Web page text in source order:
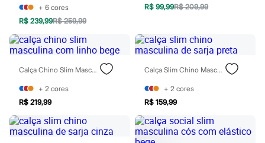
Shampoo
Tratamento
Cuidados com o corpo
Hidratante
Protetor solar
Tratamento
Cuidados com o rosto
Hidratante
Protetor solar
Maquiagens
Base
+ 6 cores
R$ 239,99R$ 259,99
R$ 99,99R$ 209,99
Calça Chino Slim Masculina Com Linho Bege
+ 2 cores
R$ 219,99
Calça Slim Chino Masculina De Sarja Preta
+ 2 cores
R$ 159,99